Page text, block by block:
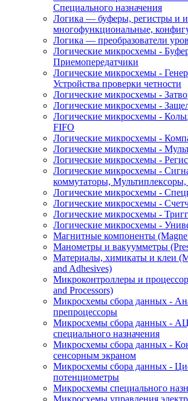
Специального назначения
Логика — буферы, регистры и
многофункциональные,
Логика — преобразователи
Логические микросхемы -
Приемопередатчики
Логические микросхемы -
Устройства проверки четности
Логические микросхемы -
Логические микросхемы -
Логические микросхемы -
FIFO
Логические микросхемы -
Логические микросхемы -
Логические микросхемы -
Логические микросхемы -
коммутаторы,
Логические микросхемы -
Логические микросхемы -
Логические микросхемы -
Логические микросхемы -
Магнитные компоненты
Манометры и вакуумметры
Материалы, химикаты и клеи
and Adhesives)
Микроконтроллеры и
and Processors)
Микросхемы сбора данных -
препроцессоры
Микросхемы сбора данных -
специального назначения
Микросхемы сбора данных -
сенсорным экраном
Микросхемы сбора данных -
потенциометры
Микросхемы специального
Микросхемы управления